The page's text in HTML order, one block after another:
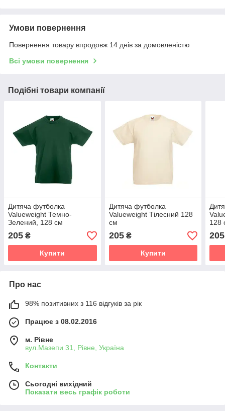
Умови повернення
Повернення товару впродовж 14 днів за домовленістю
Всі умови повернення
Подібні товари компанії
Дитяча футболка
Valueweight Темно-
Зелений, 128 см
205 ₴
Купити
Дитяча футболка
Valueweight Тілесний 128
см
205₴
Купити
128
205
Про нас
98% позитивних з 116 відгуків за рік
Працює з 08.02.2016
м. Рівне
вул.Мазепи 31, Рівне, Україна
Контакти
Сьогодні вихідний
Показати весь графік роботи